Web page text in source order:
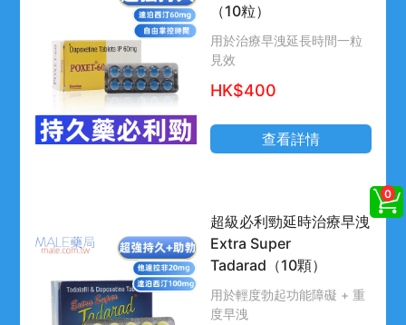
（10粒）
用於治療早洩延長時間一粒
見效
HK$400
查看詳情
超級必利勁延時治療早洩
Extra Super
Tadarad（10顆）
用於輕度勃起功能障礙 + 重
度早洩